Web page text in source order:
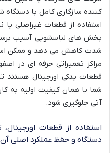
کننده سازگاری کامل با
استفاده از قطعات غیراصلی یا
بخش های لباسشویی آسیب
شدت کاهش می دهد و ممکن
مراکز تعمیراتی حرفه ای در
قطعات یدکی اورجینال هستند
شما با همان کیفیت اولیه به
آتی جلوگیری شود.
استفاده از قطعات
دستگاه و حفظ عملکرد اصلی